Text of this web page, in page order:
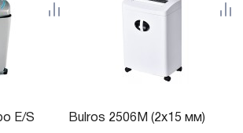
E/S
Bulros 2506M (2х15 мм)